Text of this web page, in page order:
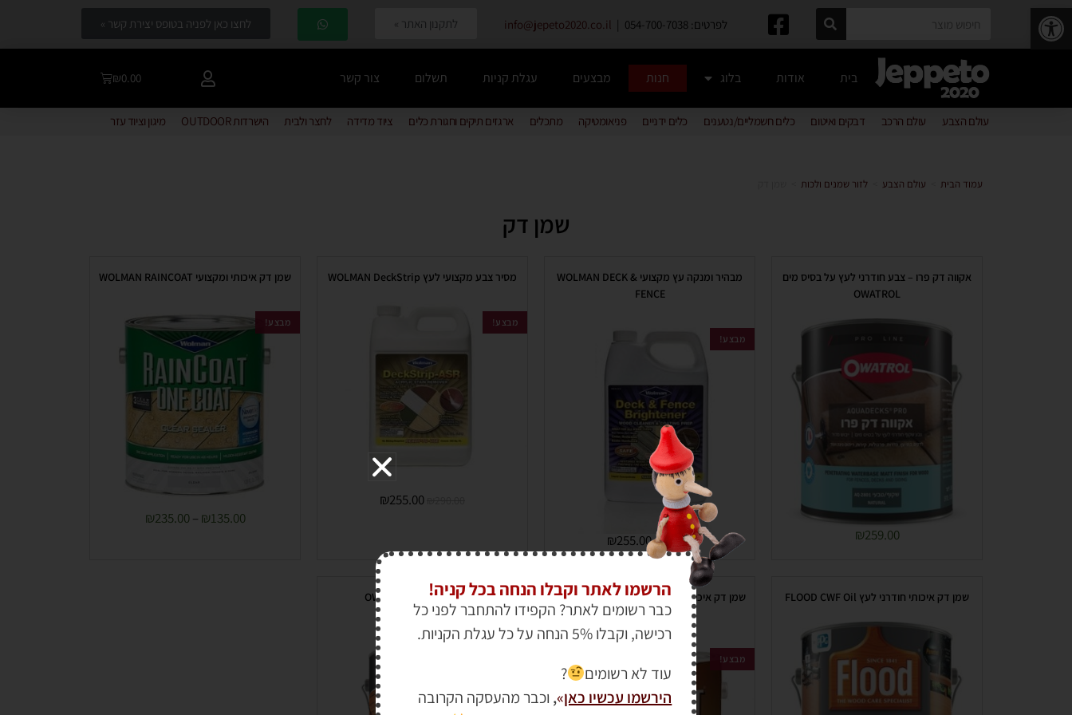
פתח סרגל נגישות לפרטים: 054-700-7038 | info@jepeto2020.co.il לתקנון האתר » לחצו כאן לפניה בטופס יצירת קשר »
בית אודות בלוג חנות מבצעים עגלת קניות תשלום צור קשר ₪0.00
עולם הצבע עולם הרכב דבקים ואיטום כלים חשמליים/נטענים כלים ידניים פניאומטיקה מתכלים ארגזים תיקים וחגורת כלים ציוד מדידה לחצר ולבית הישרדות OUTDOOR מיגון וציוד עזר
עמוד הבית עולם הצבע לזור שמנים ולכות
שמן דק
אקווה דק פרו – צבע חודרני לעץ על בסיס מים
OWATROL
₪259.00
מבהיר ומנקה עץ מקצועי WOLMAN DECK &
FENCE
מבצע!
₪290.00
₪255.00
מסיר צבע מקצועי לעץ WOLMAN DeckStrip
מבצע!
₪255.00
שמן דק איכותי ומקצועי WOLMAN RAINCOAT
מבצע!
₪135.00
–
₪235.00
שמן דק איכותי חודרני לעץ FLOOD CWF Oil
שמן דק איכותי עם וקס לעצים קשים WOLMAN
RAINCOAT PLUS
מבצע!
שמן חודרני לעץ OWATROL
מבצע!
הרשמו לאתר וקבלו הנחה בכל קניה!
כבר רשומים לאתר? הקפידו להתחבר לפני כל
רכישה, וקבלו 5% הנחה על כל עגלת הקניות.
עוד לא רשומים
?
הירשמו עכשיו כאן»
, וכבר מהעסקה הקרובה